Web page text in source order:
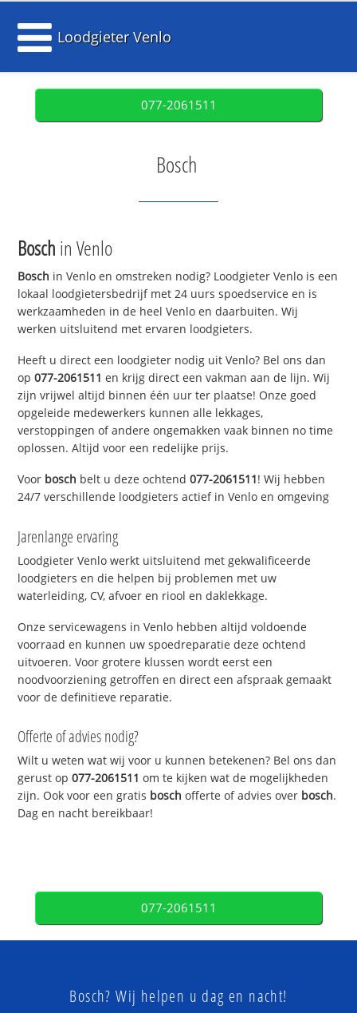
Loodgieter Venlo
077-2061511
Bosch
Bosch in Venlo
Bosch in Venlo en omstreken nodig? Loodgieter Venlo is een
lokaal loodgietersbedrijf met 24 uurs spoedservice en is
werkzaamheden in de heel Venlo en daarbuiten. Wij
werken uitsluitend met ervaren loodgieters.
Heeft u direct een loodgieter nodig uit Venlo? Bel ons dan
op077-2061511 en krijg direct een vakman aan de lijn. Wij
zijn vrijwel altijd binnen één uur ter plaatse! Onze goed
opgeleide medewerkers kunnen alle lekkages,
verstoppingen of andere ongemakken vaak binnen no time
oplossen. Altijd voor een redelijke prijs.
Voor bosch belt u deze ochtend077-2061511! Wij hebben
24/7 verschillende loodgieters actief in Venlo en omgeving
Jarenlange ervaring
Loodgieter Venlo werkt uitsluitend met gekwalificeerde
loodgieters en die helpen bij problemen met uw
waterleiding, CV, afvoer en riool en daklekkage.
Onze servicewagens in Venlo hebben altijd voldoende
voorraad en kunnen uw spoedreparatie deze ochtend
uitvoeren. Voor grotere klussen wordt eerst een
noodvoorziening getroffen en direct een afspraak gemaakt
voor de definitieve reparatie.
Offerte of advies nodig?
Wilt u weten wat wij voor u kunnen betekenen? Bel ons dan
gerust op077-2061511 om te kijken wat de mogelijkheden
zijn. Ook voor een gratis bosch offerte of advies over bosch.
Dag en nacht bereikbaar!
077-2061511
Bosch? Wij helpen u dag en nacht!